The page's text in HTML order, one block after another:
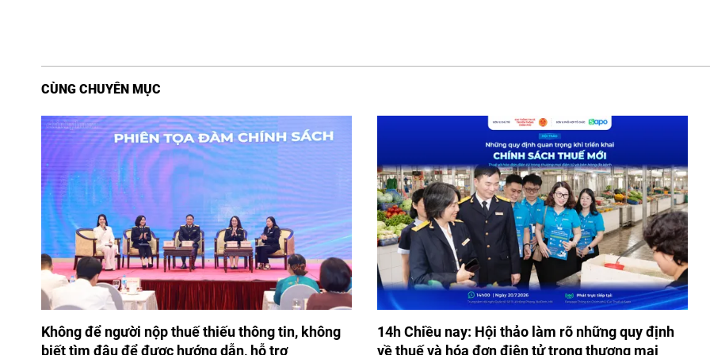
CÙNG CHUYÊN MỤC
Không để người nộp thuế thiếu thông tin, không
biết tìm đâu để được hướng dẫn, hỗ trợ
14h Chiều nay: Hội thảo làm rõ những quy định
về thuế và hóa đơn điện tử trong thương mại